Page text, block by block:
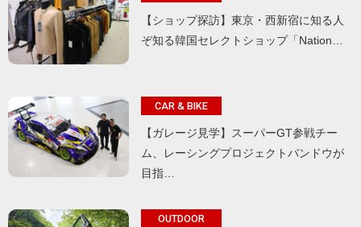
【ショップ探訪】東京・西新宿に知る人
ぞ知る韓国セレクトショップ「Nation…
CAR & BIKE
【ガレージ見学】スーパーGT参戦チー
ム、レーシングプロジェクトバンドウが
目指…
OUTDOOR